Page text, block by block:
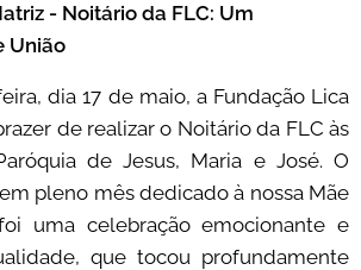
- Noitário da FLC: Um
União
dia 17 de maio, a Fundação Lica
de realizar o Noitário da FLC às
de Jesus, Maria e José. O
pleno mês dedicado à nossa Mãe
uma celebração emocionante e
que tocou profundamente